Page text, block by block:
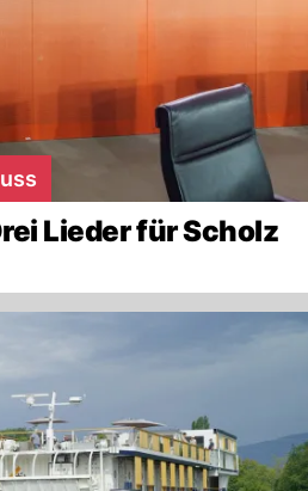
Lieder für Scholz